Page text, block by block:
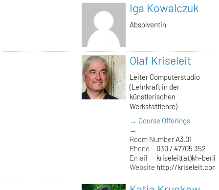
Iga Kowalczuk
Absolventin
Olaf Kriseleit
Leiter Computerstudio
(Lehrkraft in der
künstlerischen
Werkstattlehre)
→ Course Offerings
→
Room NumberA3.01
Phone
030 / 47705 352
Email
kriseleit(at)kh-
Website http://kriseleit.com